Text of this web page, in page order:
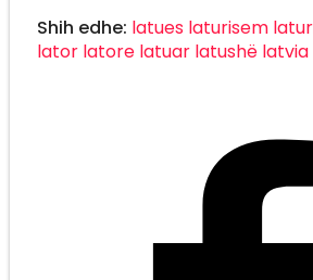
Shih edhe: latues laturisem
lator latore latuar latushë latvia